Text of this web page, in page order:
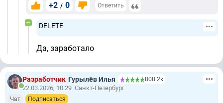
+2 / 0 Ответить
DELETE
Да, заработало
Разработчик Гурылёв Илья 808.2к
22.03.2026, 10:29 Санкт-Петербург
Чат Подписаться